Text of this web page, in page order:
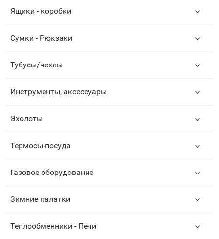
Ящики - коробки
Сумки - Рюкзаки
Тубусы/чехлы
Инструменты, аксессуары
Эхолоты
Термосы-посуда
Газовое оборудование
Зимние палатки
Теплообменники - Печи